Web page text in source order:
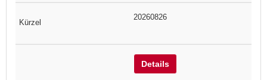
20260826
Details